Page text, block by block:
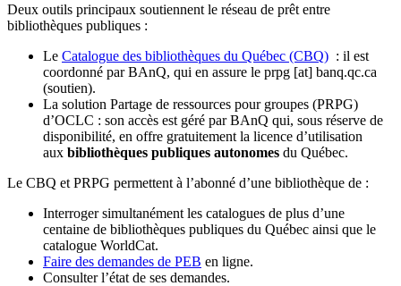
Deux outils principaux soutiennent le réseau de prêt entre
bibliothèques publiques :
Le Catalogue des bibliothèques du Québec (CBQ) : il est
coordonné par BAnQ, qui en assure le prpg [at] banq.qc.ca
(soutien).
La solution Partage de ressources pour groupes (PRPG)
d’OCLC : son accès est géré par BAnQ qui, sous réserve de
disponibilité, en offre gratuitement la licence d’utilisation
aux bibliothèques publiques autonomes du Québec.
Le CBQ et PRPG permettent à l’abonné d’une bibliothèque de :
Interroger simultanément les catalogues de plus d’une
centaine de bibliothèques publiques du Québec ainsi que le
catalogue WorldCat.
Faire des demandes de PEB en ligne.
Consulter l’état de ses demandes.